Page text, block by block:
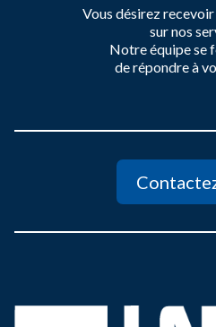
l’environnement
Vous désirez
sur nos
Notre équipe se
de répondre à